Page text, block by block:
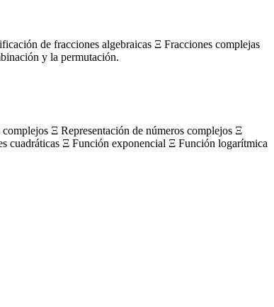
de fracciones algebraicas Ξ Fracciones complejas
y la permutación.
Ξ Representación de números complejos Ξ
cuadráticas Ξ Función exponencial Ξ Función logarítmica